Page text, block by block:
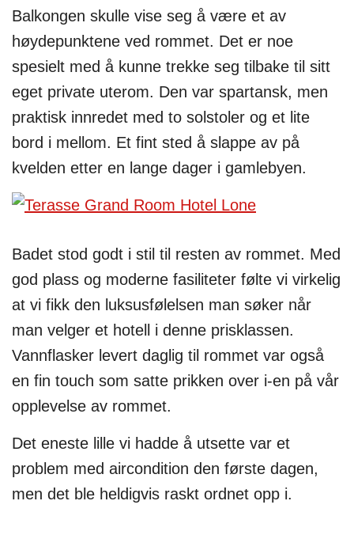
Balkongen skulle vise seg å være et av
høydepunktene ved rommet. Det er noe
spesielt med å kunne trekke seg tilbake til sitt
eget private uterom. Den var spartansk, men
praktisk innredet med to solstoler og et lite
bord i mellom. Et fint sted å slappe av på
kvelden etter en lange dager i gamlebyen.
Badet stod godt i stil til resten av rommet. Med
god plass og moderne fasiliteter følte vi virkelig
at vi fikk den luksusfølelsen man søker når
man velger et hotell i denne prisklassen.
Vannflasker levert daglig til rommet var også
en fin touch som satte prikken over i-en på vår
opplevelse av rommet.
Det eneste lille vi hadde å utsette var et
problem med aircondition den første dagen,
men det ble heldigvis raskt ordnet opp i.